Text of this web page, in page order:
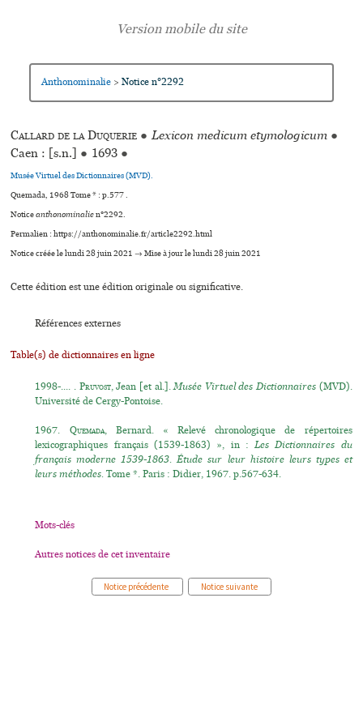
Anthonominalie > Notice n°2292
Callard de la Duquerie ● Lexicon medicum etymologicum ●
Caen : [s.n.] ● 1693 ●
Musée Virtuel des Dictionnaires (MVD).
Quemada, 1968 Tome * : p.577 .
Noticeanthonominalien°2292.
Permalien : https://anthonominalie.fr/article2292.html
Notice créée le lundi 28 juin 2021 → Mise à jour le lundi 28 juin 2021
Cette édition est une édition originale ou significative.
Références externes
Table(s) de dictionnaires en ligne
1998-.... . Pruvost, Jean [et al.].Musée Virtuel des Dictionnaires(MVD).
Université de Cergy-Pontoise.
1967. Quemada, Bernard. « Relevé chronologique de répertoires
lexicographiques français (1539-1863) », in :Les Dictionnaires du
français moderne 1539-1863. Étude sur leur histoire leurs types et
leurs méthodes. Tome *. Paris : Didier, 1967. p.567-634.
Mots-clés
Autres notices de cet inventaire
Notice précédente Notice suivante